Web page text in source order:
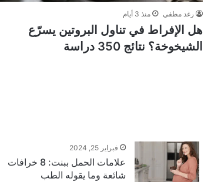
رغد مطفي منذ 3 أيام
هل الإفراط في تناول البروتين يسرّع
الشيخوخة؟ نتائج 350 دراسة
فبراير 25, 2024
علامات الحمل ببنت: 8 خرافات
شائعة وما يقوله الطب